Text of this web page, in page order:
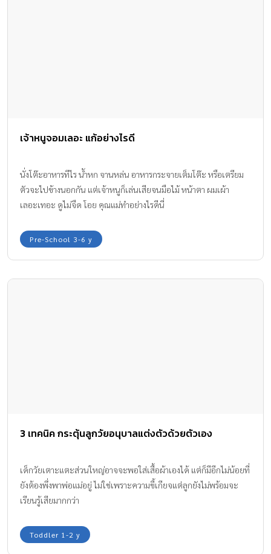
เจ้าหนูจอมเลอะ แก้อย่างไรดี
นั่งโต๊ะอาหารทีไร น้ำหก จานหล่น อาหารกระจายเต็มโต๊ะ หรือเตรียม
ตัวจะไปข้างนอกกัน แต่เจ้าหนูก็เล่นเสียจนมือไม้ หน้าตา ผมเผ้า
เลอะเทอะ ดูไม่จืด โอย คุณแม่ทำอย่างไรดีนี่
Pre-School 3-6 y
3 เทคนิค กระตุ้นลูกวัยอนุบาลแต่งตัวด้วยตัวเอง
เด็กวัยเตาะแตะส่วนใหญ่อาจจะพอใส่เสื้อผ้าเองได้ แต่ก็มีอีกไม่น้อยที่
ยังต้องพึ่งพาพ่อแม่อยู่ ไม่ใช่เพราะความขี้เกียจแต่ลูกยังไม่พร้อมจะ
เรียนรู้เสียมากกว่า
Toddler 1-2 y